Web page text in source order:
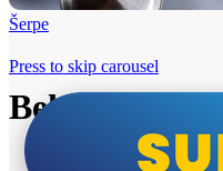
Šerpe
Beko i Tesla
Press to skip carousel